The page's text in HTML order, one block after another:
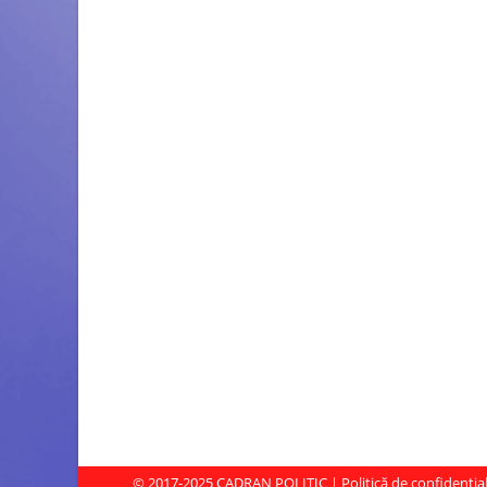
© 2017-2025CADRAN POLITIC | Politică de